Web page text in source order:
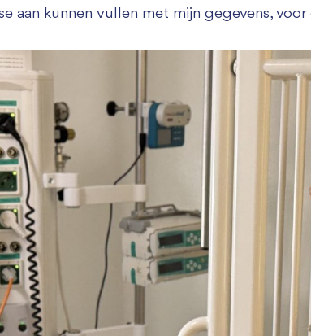
aan kunnen vullen met mijn gegevens, voor